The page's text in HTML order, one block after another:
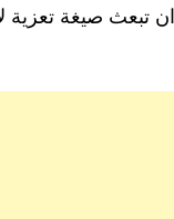
تبعث صيغة تعزية